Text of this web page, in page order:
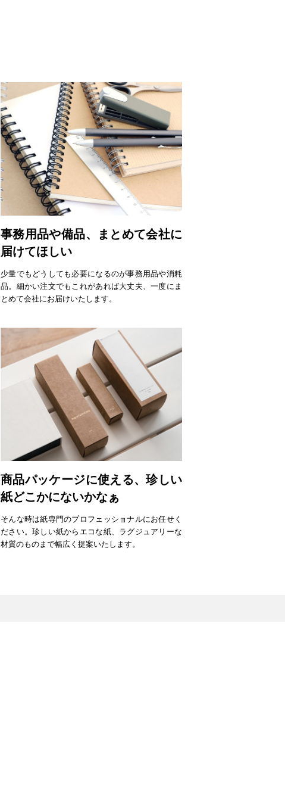
事務用品や備品、まとめて会社に
届けてほしい
少量でもどうしても必要になるのが事務用品や消耗
品。細かい注文でもこれがあれば大丈夫、一度にま
とめて会社にお届けいたします。
商品パッケージに使える、珍しい
紙どこかにないかなぁ
そんな時は紙専門のプロフェッショナルにお任せく
ださい。珍しい紙からエコな紙、ラグジュアリーな
材質のものまで幅広く提案いたします。